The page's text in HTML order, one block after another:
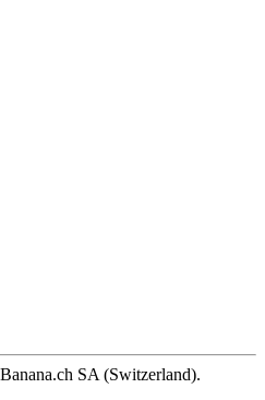
SA (Switzerland).